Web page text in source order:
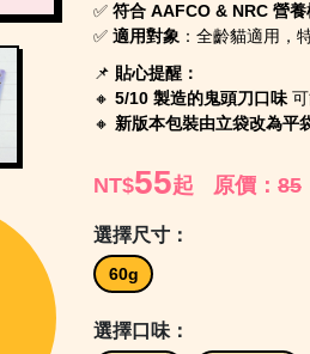
✅ 符合 AAFCO & NRC 營養
✅ 適用對象 ：全齡貓適用，
📌 貼心提醒：
🔸 5/10 製造的鬼頭刀口味
🔸 新版本包裝由立袋改為平
NT$55起 原價： 85
選擇尺寸：
60g
選擇口味：